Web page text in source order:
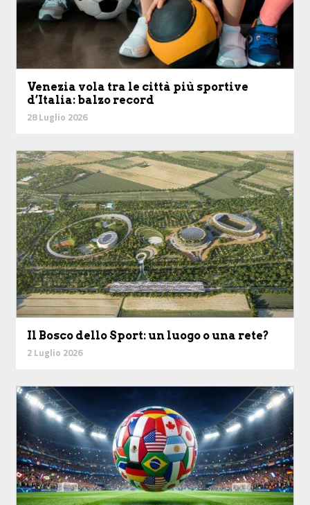
Venezia vola tra le città più sportive
d’Italia: balzo record
28 Luglio 2026
Il Bosco dello Sport: un luogo o una rete?
2 Luglio 2026